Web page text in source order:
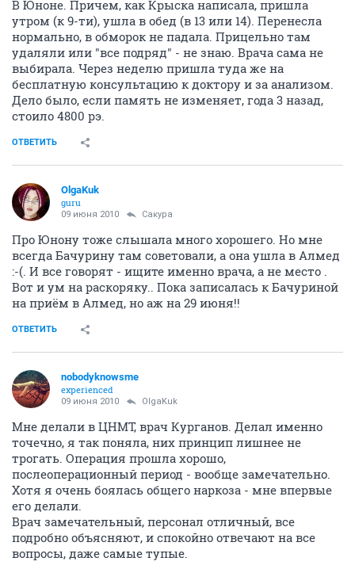
В Юноне. Причем, как Крыска написала, пришла
утром (к 9-ти), ушла в обед (в 13 или 14). Перенесла
нормально, в обморок не падала. Прицельно там
удаляли или "все подряд" - не знаю. Врача сама не
выбирала. Через неделю пришла туда же на
бесплатную консультацию к доктору и за анализом.
Дело было, если память не изменяет, года 3 назад,
стоило 4800 рэ.
ОТВЕТИТЬ
OlgaKuk
guru
09 июня 2010 Сакура
Про Юнону тоже слышала много хорошего. Но мне
всегда Бачурину там советовали, а она ушла в Алмед
:-(. И все говорят - ищите именно врача, а не место .
Вот и ум на раскоряку.. Пока записалась к Бачуриной
на приём в Алмед, но аж на 29 июня!!
ОТВЕТИТЬ
nobodyknowsme
experienced
09 июня 2010 OlgaKuk
Мне делали в ЦНМТ, врач Курганов. Делал именно
точечно, я так поняла, них принцип лишнее не
трогать. Операция прошла хорошо,
послеоперационный период - вообще замечательно.
Хотя я очень боялась общего наркоза - мне впервые
его делали.
Врач замечательный, персонал отличный, все
подробно объясняют, и спокойно отвечают на все
вопросы, даже самые тупые.